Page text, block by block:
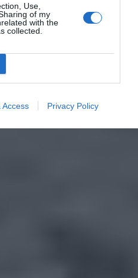
Use,
of my
with the
collected.
Access Privacy Policy